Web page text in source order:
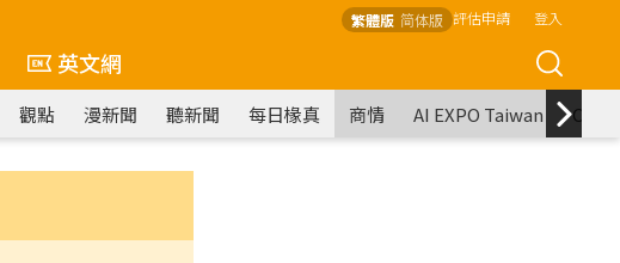
繁體版 简体版 評估申請 登入
英文網
觀點 漫新聞 聽新聞 每日椽真 商情 AI EXPO Taiwan